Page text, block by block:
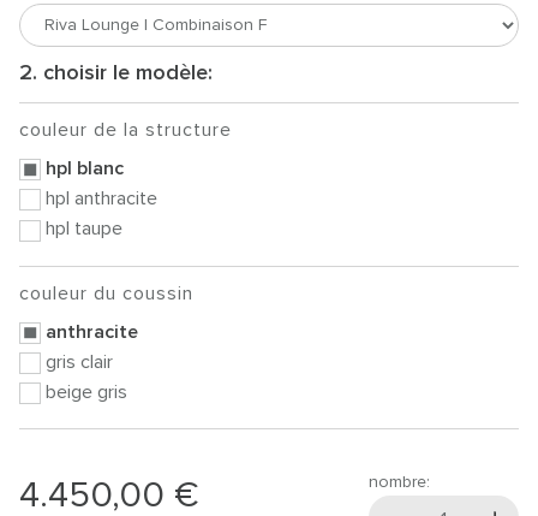
2. choisir le modèle:
couleur de la structure
hpl blanc
hpl anthracite
hpl taupe
couleur du coussin
anthracite
gris clair
beige gris
4.450,00 € nombre: